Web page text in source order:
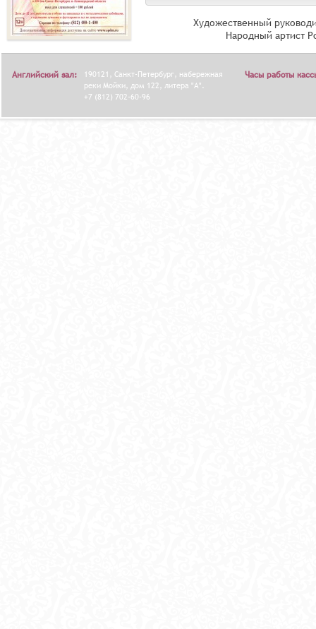
Художественный
Народный артист
Английский зал:
190121, Санкт-Петербург, набережная
реки Мойки, дом 122, литера "А".
+7 (812) 702-60-96
Часы работы